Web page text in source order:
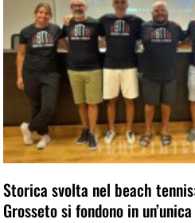
Storica svolta nel beach
Grosseto si fondono in